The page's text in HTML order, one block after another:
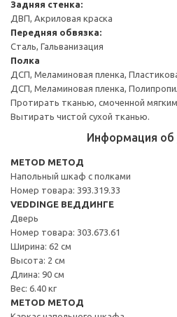
Задняя стенка:
ДВП, Акриловая краска
Передняя обвязка:
Сталь, Гальванизация
Полка
ДСП, Меламиновая пленка,
ДСП, Меламиновая пленка,
Протирать тканью, смоченной
Вытирать чистой сухой тканью.
Информация об
METOD МЕТОД
Напольный шкаф с полками
Номер товара: 393.319.33
VEDDINGE ВЕДДИНГЕ
Дверь
Номер товара: 303.673.61
Ширина: 62 см
Высота: 2 см
Длина: 90 см
Вес: 6.40 кг
METOD МЕТОД